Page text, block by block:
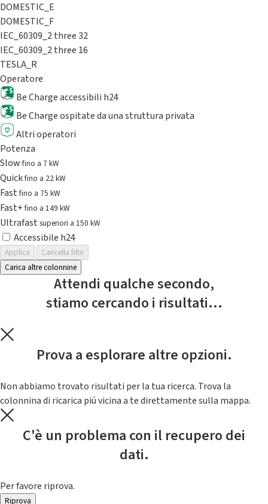
DOMESTIC_E
DOMESTIC_F
IEC_60309_2 three 32
IEC_60309_2 three 16
TESLA_R
Operatore
Be Charge accessibili h24
Be Charge ospitate da una struttura privata
Altri operatori
Potenza
Slowfino a 7 kW
Quickfino a 22 kW
Fastfino a 75 kW
Fast+fino a 149 kW
Ultrafast superiori a 150 kW
Accessibile h24
Applica
Cancella filtri
Carica altre colonnine
Attendi qualche secondo,
stiamo cercando i risultati...
Prova a esplorare altre opzioni.
Non abbiamo trovato risultati per la tua ricerca. Trova la
colonnina di ricarica piú vicina a te direttamente sulla mappa.
C'è un problema con il recupero dei
dati.
Per favore riprova.
Riprova